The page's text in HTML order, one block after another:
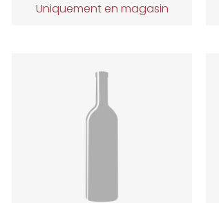
Uniquement en magasin